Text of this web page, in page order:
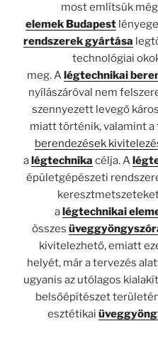
most említsük
elemek Budapest
rendszerek gyártása
technológiai
meg. A légtechnikai
nyílászáróval nem
szennyezett levegő
miatt történik, valamint
berendezések
a légtechnika célja. A
épületgépészeti
a légtechnikai
összes
kivitelezhető, emiatt
helyét, már a tervezés
ugyanis az utólagos
belsőépítészet
esztétikai